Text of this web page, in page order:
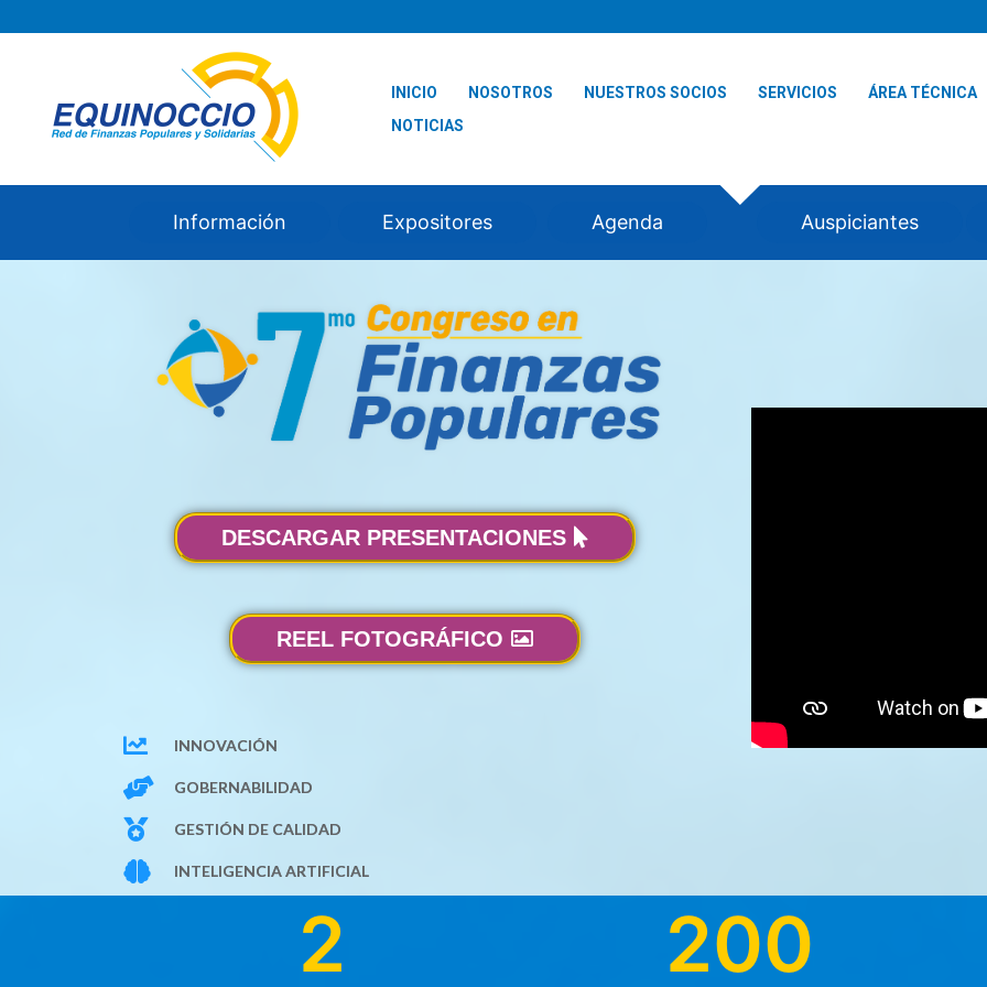
al
INICIO NOSOTROS NUESTROS SOCIOS SERVICIOS
ÁREA TÉCNICA
NOTICIAS
Información Expositores Agenda Auspiciantes
DESCARGAR PRESENTACIONES
REEL FOTOGRÁFICO
INNOVACIÓN
GOBERNABILIDAD
GESTIÓN DE CALIDAD
INTELIGENCIA ARTIFICIAL
2 200